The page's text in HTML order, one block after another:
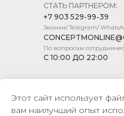
СТАТЬ ПАРТНЕРОМ:
+7 903 529-99-39
Звонки/ Telegram/
По вопросам
С 10:00 ДО 22:00
Этот сайт использует
вам наилучший опыт